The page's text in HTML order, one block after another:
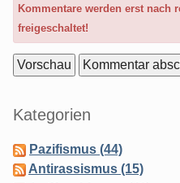
Kommentare werden erst nach
freigeschaltet!
Seitenleiste
Kategorien
Pazifismus (44)
Antirassismus (15)